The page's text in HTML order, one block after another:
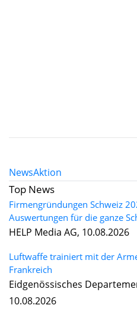
NewsAktion
Top News
Firmengründungen Schweiz
Auswertungen für die ganze
HELP Media AG, 10.08.2026
Luftwaffe trainiert mit der
Frankreich
Eidgenössisches
10.08.2026